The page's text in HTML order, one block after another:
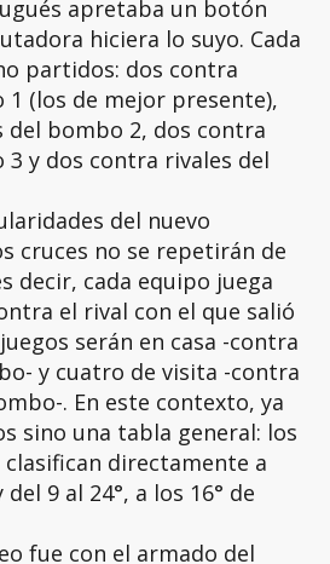
apretaba un botón
hiciera lo suyo. Cada
partidos: dos contra
1 (los de mejor presente),
del bombo 2, dos contra
3 y dos contra rivales del
del nuevo
cruces no se repetirán de
decir, cada equipo juega
el rival con el que salió
serán en casa -contra
y cuatro de visita -contra
. En este contexto, ya
sino una tabla general: los
directamente a
9 al 24°, a los 16° de
fue con el armado del